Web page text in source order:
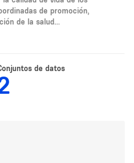
de promoción,
de la salud...
de datos